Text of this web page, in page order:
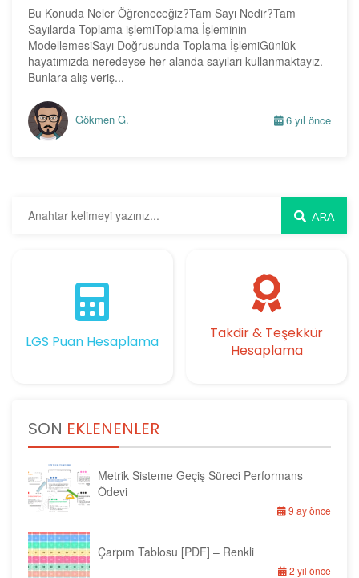
Bu Konuda Neler Öğreneceğiz?Tam Sayı Nedir?Tam
Sayılarda Toplama işlemiToplama İşleminin
ModellemesiSayı Doğrusunda Toplama İşlemiGünlük
hayatımızda neredeyse her alanda sayıları kullanmaktayız.
Bunlara alış veriş...
Gökmen G. 6 yıl önce
ARA
LGS Puan Hesaplama
Takdir & Teşekkür
Hesaplama
SON EKLENENLER
Metrik Sisteme Geçiş Süreci Performans
Ödevi
9 ay önce
Çarpım Tablosu [PDF] – Renkli
2 yıl önce